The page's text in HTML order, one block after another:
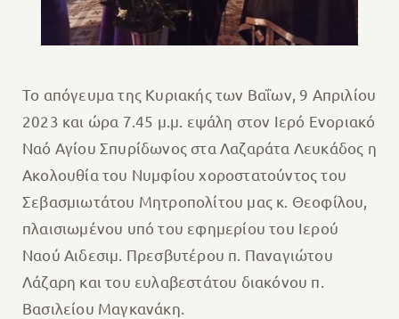
Το απόγευμα της Κυριακής των Βαΐων, 9 Απριλίου
2023 και ώρα 7.45 μ.μ. εψάλη στον Ιερό Ενοριακό
Ναό Αγίου Σπυρίδωνος στα Λαζαράτα Λευκάδος η
Ακολουθία του Νυμφίου χοροστατούντος του
Σεβασμιωτάτου Μητροπολίτου μας κ. Θεοφίλου,
πλαισιωμένου υπό του εφημερίου του Ιερού
Ναού Αιδεσιμ. Πρεσβυτέρου π. Παναγιώτου
Λάζαρη και του ευλαβεστάτου διακόνου π.
Βασιλείου Μαγκανάκη.